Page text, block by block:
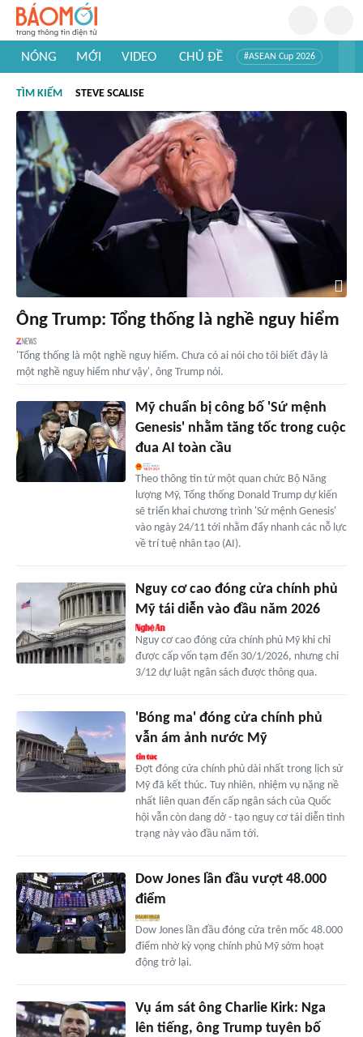
NÓNG MỚI VIDEO CHỦ ĐỀ #ASEAN Cup 2026
#Khám phá thế giới
TÌM KIẾM STEVE SCALISE
Ông Trump: Tổng thống là nghề nguy hiểm
'Tổng thống là một nghề nguy hiểm. Chưa có ai nói cho tôi biết đây là
một nghề nguy hiểm như vậy', ông Trump nói.
Mỹ chuẩn bị công bố 'Sứ mệnh
Genesis' nhằm tăng tốc trong cuộc
đua AI toàn cầu
Theo thông tin từ một quan chức Bộ Năng
lượng Mỹ, Tổng thống Donald Trump dự kiến
sẽ triển khai chương trình 'Sứ mệnh Genesis'
vào ngày 24/11 tới nhằm đẩy nhanh các nỗ lực
về trí tuệ nhân tạo (AI).
Nguy cơ cao đóng cửa chính phủ
Mỹ tái diễn vào đầu năm 2026
Nguy cơ cao đóng cửa chính phủ Mỹ khi chỉ
được cấp vốn tạm đến 30/1/2026, nhưng chỉ
3/12 dự luật ngân sách được thông qua.
'Bóng ma' đóng cửa chính phủ
vẫn ám ảnh nước Mỹ
Đợt đóng cửa chính phủ dài nhất trong lịch sử
Mỹ đã kết thúc. Tuy nhiên, nhiệm vụ nặng nề
nhất liên quan đến cấp ngân sách của Quốc
hội vẫn còn dang dở - tạo nguy cơ tái diễn tình
trạng này vào đầu năm tới.
Dow Jones lần đầu vượt 48.000
điểm
Dow Jones lần đầu đóng cửa trên mốc 48.000
điểm nhờ kỳ vọng chính phủ Mỹ sớm hoạt
động trở lại.
Vụ ám sát ông Charlie Kirk: Nga
lên tiếng, ông Trump tuyên bố